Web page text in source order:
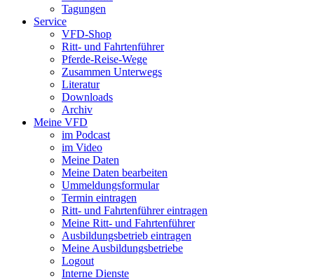
Tagungen
Service
VFD-Shop
Ritt- und Fahrtenführer
Pferde-Reise-Wege
Zusammen Unterwegs
Literatur
Downloads
Archiv
Meine VFD
im Podcast
im Video
Meine Daten
Meine Daten bearbeiten
Ummeldungsformular
Termin eintragen
Ritt- und Fahrtenführer eintragen
Meine Ritt- und Fahrtenführer
Ausbildungsbetrieb eintragen
Meine Ausbildungsbetriebe
Logout
Interne Dienste